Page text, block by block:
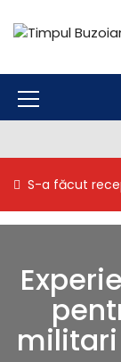
c
n
M
n
I
o
S-a făcut
militari